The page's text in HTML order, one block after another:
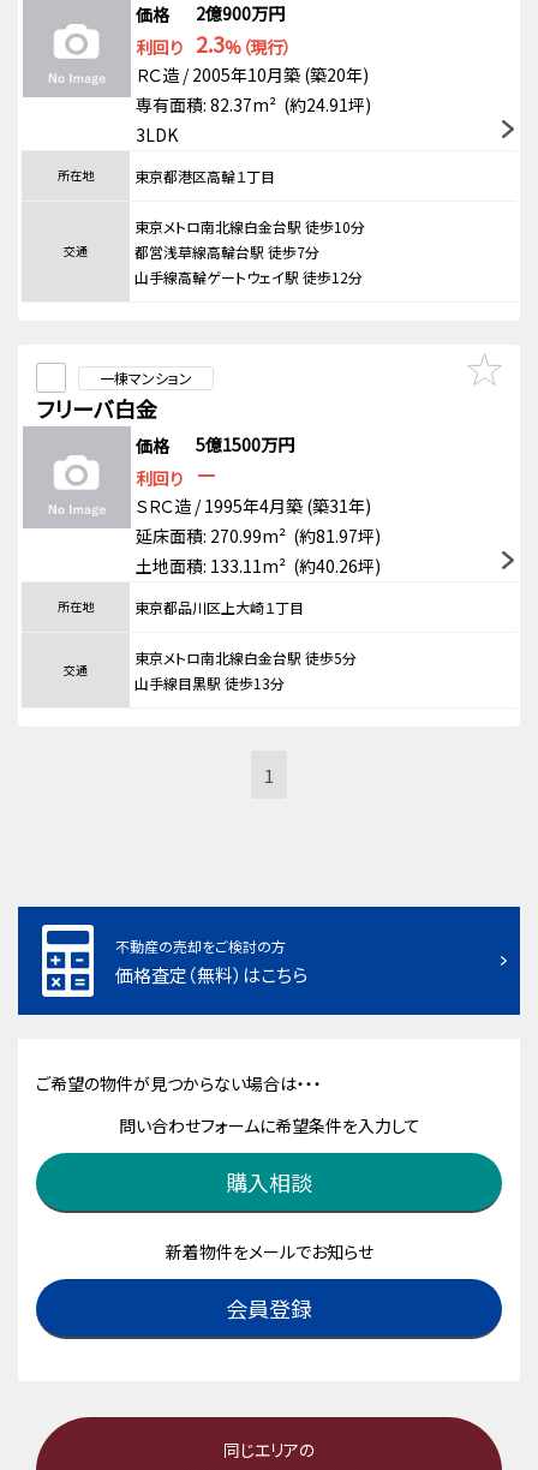
価格
2億900万円
利回り 2.3%（現行）
ＲＣ造 / 2005年10月築 (築20年)
専有面積: 82.37m² (約24.91坪)
3LDK
所在地 東京都港区高輪１丁目
交通
東京メトロ南北線白金台駅 徒歩10分
都営浅草線高輪台駅 徒歩7分
山手線高輪ゲートウェイ駅 徒歩12分
一棟マンション
フリーバ白金
価格
5億1500万円
利回り
－
ＳＲＣ造 / 1995年4月築 (築31年)
延床面積: 270.99m² (約81.97坪)
土地面積: 133.11m² (約40.26坪)
所在地 東京都品川区上大崎１丁目
交通
東京メトロ南北線白金台駅 徒歩5分
山手線目黒駅 徒歩13分
1
不動産の売却をご検討の方
価格査定（無料）はこちら
ご希望の物件が見つからない場合は・・・
問い合わせフォームに希望条件を入力して
購入相談
新着物件をメールでお知らせ
会員登録
同じエリアの